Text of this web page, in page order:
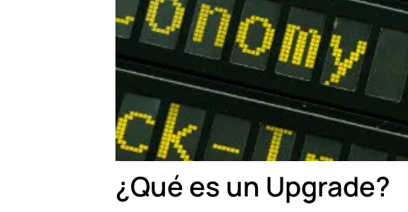
¿Qué es un Upgrade?